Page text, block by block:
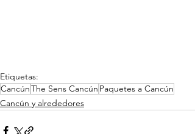
Etiquetas:
CancúnThe Sens Cancún Paquetes a Cancún
Cancún y alrededores